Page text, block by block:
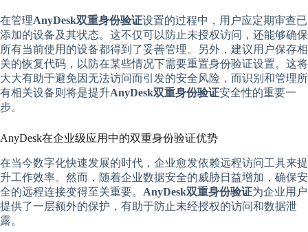
在管理AnyDesk双重身份验证设置的过程中，用户应定期审查已
添加的设备及其状态。这不仅可以防止未授权访问，还能够确保
所有当前使用的设备都得到了妥善管理。另外，建议用户保存相
关的恢复代码，以防在某些情况下需要重置身份验证设置。这将
大大有助于避免因无法访问而引发的安全风险，而识别和管理所
有相关设备则将是提升AnyDesk双重身份验证安全性的重要一
步。
AnyDesk在企业级应用中的双重身份验证优势
在当今数字化快速发展的时代，企业愈发依赖远程访问工具来提
升工作效率。然而，随着企业数据安全的威胁日益增加，确保安
全的远程连接变得至关重要。 AnyDesk双重身份验证为企业用户
提供了一层额外的保护，有助于防止未经授权的访问和数据泄
露。